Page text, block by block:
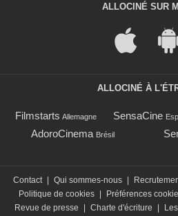
ALLOCINÉ SUR
ALLOCINÉ À
Filmstarts Allemagne SensaCine
AdoroCinema Brésil
Contact | Qui sommes-nous |
Politique de cookies | Préférences
Revue de presse
| Charte d'écriture |